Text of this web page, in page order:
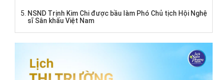
NSND Trịnh Kim Chi được bầu làm Phó Chủ tịch Hội Nghệ
sĩ Sân khấu Việt Nam